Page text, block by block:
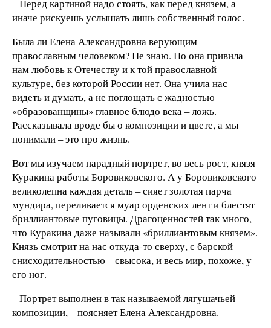
– Перед картиной надо стоять, как перед князем, а
иначе рискуешь услышать лишь собственный голос.
Была ли Елена Александровна верующим
православным человеком? Не знаю. Но она привила
нам любовь к Отечеству и к той православной
культуре, без которой России нет. Она учила нас
видеть и думать, а не поглощать с жадностью
«образованщины» главное блюдо века – ложь.
Рассказывала вроде бы о композиции и цвете, а мы
понимали – это про жизнь.
Вот мы изучаем парадный портрет, во весь рост, князя
Куракина работы Боровиковского. А у Боровиковского
великолепна каждая деталь – сияет золотая парча
мундира, переливается муар орденских лент и блестят
бриллиантовые пуговицы. Драгоценностей так много,
что Куракина даже называли «бриллиантовым князем».
Князь смотрит на нас откуда-то сверху, с барской
снисходительностью – свысока, и весь мир, похоже, у
его ног.
– Портрет выполнен в так называемой лягушачьей
композиции, – поясняет Елена Александровна.